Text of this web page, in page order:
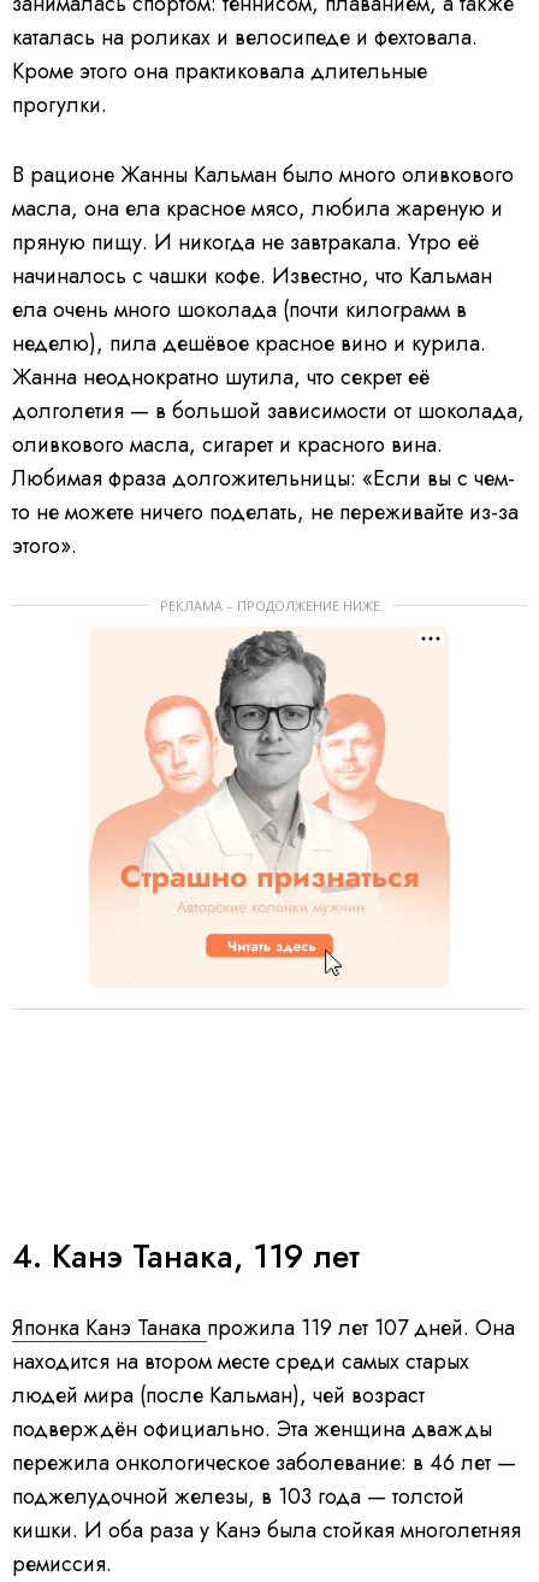
каталась на роликах и велосипеде и фехтовала.
Кроме этого она практиковала длительные
прогулки.
В рационе Жанны Кальман было много оливкового
масла, она ела красное мясо, любила жареную и
пряную пищу. И никогда не завтракала. Утро её
начиналось с чашки кофе. Известно, что Кальман
ела очень много шоколада (почти килограмм в
неделю), пила дешёвое красное вино и курила.
Жанна неоднократно шутила, что секрет её
долголетия — в большой зависимости от шоколада,
оливкового масла, сигарет и красного вина.
Любимая фраза долгожительницы: «Если вы с чем-
то не можете ничего поделать, не переживайте из-за
этого».
РЕКЛАМА – ПРОДОЛЖЕНИЕ НИЖЕ
4. Канэ Танака, 119 лет
Японка Канэ Танака прожила 119 лет 107 дней. Она
находится на втором месте среди самых старых
людей мира (после Кальман), чей возраст
подверждён официально. Эта женщина дважды
пережила онкологическое заболевание: в 46 лет —
поджелудочной железы, в 103 года — толстой
кишки. И оба раза у Канэ была стойкая многолетняя
ремиссия.